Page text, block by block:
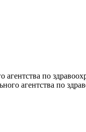
по
агентства по